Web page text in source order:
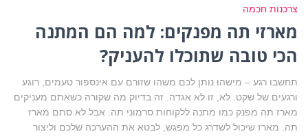
צרכנות חכמה
מארזי תה מפנקים: למה הם המתנה
הכי טובה שתוכלו להעניק?
תחשבו רגע – מישהו נותן לכם משהו שזורם עם אינספור טעמים, רוגע
ורגעים של שקט. לא, זו לא אגדה. זה בדיוק מה שקורה כשאתם מעניקים
מארז תה מפנק כמו מתנה ללקוחות סרמוני תה. אבל לא סתם מארז
תה. מארז שיכול לשדרג כל מפגש, לבטא את ההערכה שלכם וליצור